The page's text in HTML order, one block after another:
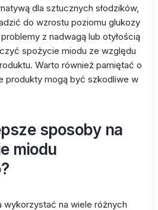
dla sztucznych słodzików,
do wzrostu poziomu glukozy
z nadwagą lub otyłością
spożycie miodu ze względu
Warto również pamiętać o
produkty mogą być szkodliwe w
sposoby na
miodu
wykorzystać na wiele różnych